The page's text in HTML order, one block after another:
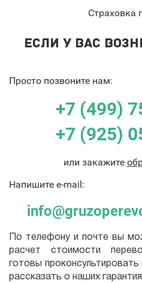
Страховка
ЕСЛИ У ВАС
Просто позвоните нам:
+7 (499)
+7 (925)
или закажите
Напишите e-mail:
По телефону и почте вы
расчет стоимости
готовы
рассказать о наших